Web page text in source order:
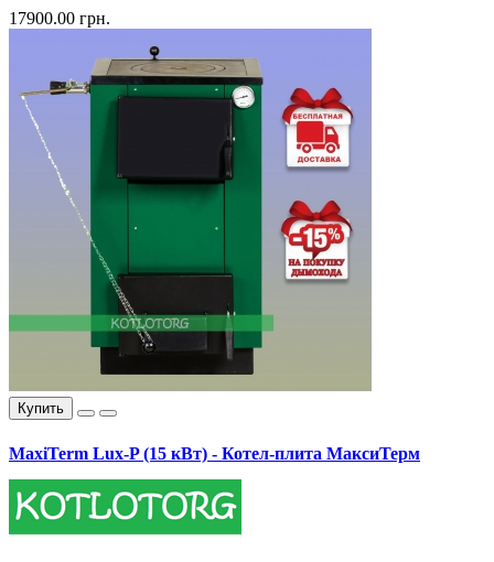
17900.00 грн.
Купить
MaxiTerm Lux-P (15 кВт) - Котел-плита МаксиТерм
17400.00 грн.